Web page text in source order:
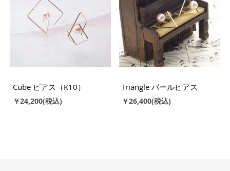
Cube ピアス（K10）
￥24,200
Triangle パールピアス
￥26,400